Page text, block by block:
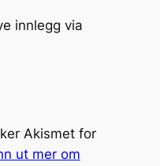
innlegg via
Akismet for
ut mer om